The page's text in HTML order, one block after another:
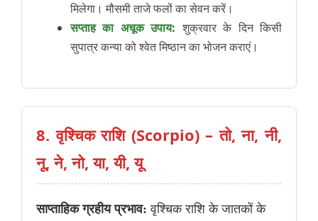
मिलेगा। मौसमी ताजे फलों का सेवन करें।
सप्ताह का अचूक उपाय: शुक्रवार के दिन किसी
सुपात्र कन्या को श्वेत मिष्ठान का भोजन कराएं।
8. वृश्चिक राशि (Scorpio) – तो, ना, नी,
नू, ने, नो, या, यी, यू
साप्ताहिक ग्रहीय प्रभाव: वृश्चिक राशि के जातकों के